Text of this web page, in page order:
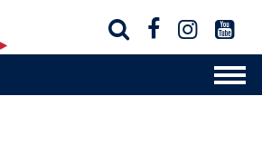
   